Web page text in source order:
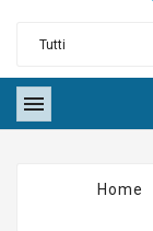

Home